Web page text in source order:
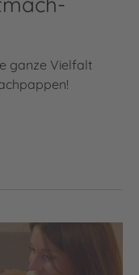
ganze Vielfalt